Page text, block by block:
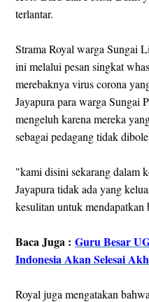
terlantar.
Strama Royal warga Sungai
ini melalui pesan singkat
merebaknya virus corona
Jayapura para warga Sungai
mengeluh karena mereka
sebagai pedagang tidak
"kami disini sekarang dalam
Jayapura tidak ada yang
kesulitan untuk
Baca Juga : Guru Besar
Indonesia Akan Selesai
Royal juga mengatakan